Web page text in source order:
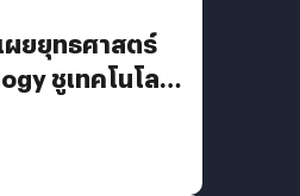
ผยยุทธศาสตร์
ชูเทคโนโลยี